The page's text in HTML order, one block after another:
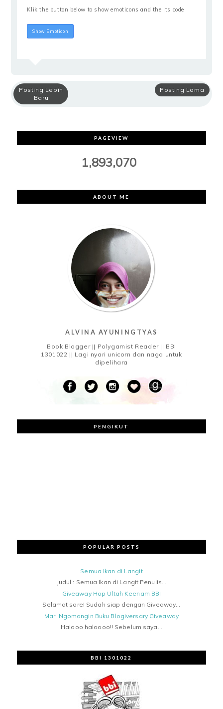
Klik the button below to show emoticons and the its code
Hide Emoticon
Show Emoticon
Posting Lebih
Baru
Posting Lama
PAGEVIEW
1,893,070
ABOUT ME
ALVINA AYUNINGTYAS
Book Blogger || Polygamist Reader || BBI
1301022 || Lagi nyari unicorn dan naga untuk
dipelihara
PENGIKUT
POPULAR POSTS
Semua Ikan di Langit
Judul : Semua Ikan di Langit Penulis...
Giveaway Hop Ultah Keenam BBI
Selamat sore! Sudah siap dengan Giveaway...
Mari Ngomongin Buku Blogiversary Giveaway
Halooo haloooo!! Sebelum saya...
BBI 1301022